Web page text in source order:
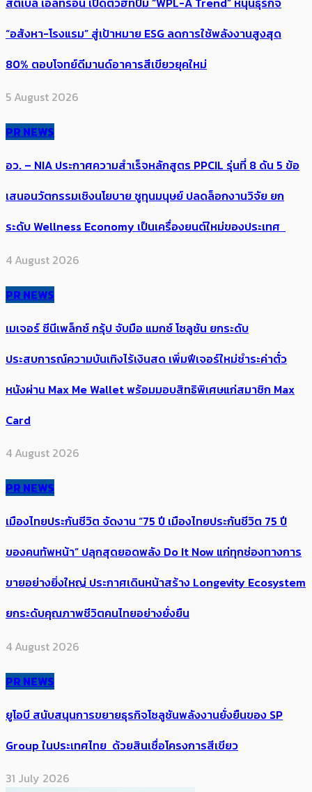
“อสังหา-โรงแรม” สู่เป้าหมาย ESG ลดการใช้พลังงานสูงสุด
80% ตอบโจทย์ดีมานด์อาคารสีเขียวยุคใหม่
5 August 2026
PR NEWS
อว. – NIA ประกาศความสำเร็จหลักสูตร PPCIL รุ่นที่ 8 ดัน 5 ข้อ
เสนอนวัตกรรมเชิงนโยบาย ชูทุนมนุษย์ ปลดล็อกงานวิจัย ยก
ระดับ Wellness Economy เป็นเครื่องยนต์ใหม่ของประเทศ
4 August 2026
PR NEWS
เมเจอร์ ซีนีเพล็กซ์ กรุ้ป จับมือ แมกซ์ โซลูชัน ยกระดับ
ประสบการณ์ความบันเทิงไร้เงินสด เพิ่มฟีเจอร์ใหม่ชำระค่าตั๋ว
หนังผ่าน Max Me Wallet พร้อมมอบสิทธิพิเศษแก่สมาชิก Max
Card
4 August 2026
PR NEWS
เมืองไทยประกันชีวิต จัดงาน “75 ปี เมืองไทยประกันชีวิต 75 ปี
ของคนทัพหน้า” ปลุกสุดยอดพลัง Do It Now แก่ทุกช่องทางการ
ขายอย่างยิ่งใหญ่ ประกาศเดินหน้าสร้าง Longevity Ecosystem
ยกระดับคุณภาพชีวิตคนไทยอย่างยั่งยืน
4 August 2026
PR NEWS
ยูโอบี สนับสนุนการขยายธุรกิจโซลูชันพลังงานยั่งยืนของ SP
Group ในประเทศไทย ด้วยสินเชื่อโครงการสีเขียว
31 July 2026